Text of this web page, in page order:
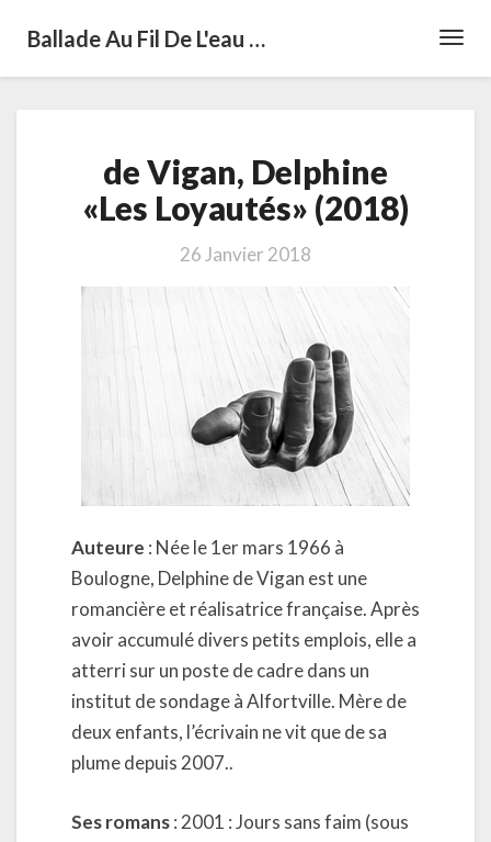
Ballade Au Fil De L'eau …
Vigan,
Delphine
«Les
(2018)
de Vigan, Delphine
«Les Loyautés» (2018)
26 Janvier 2018
Auteure : Née le 1er mars 1966 à
Boulogne, Delphine de Vigan est une
romancière et réalisatrice française. Après
avoir accumulé divers petits emplois, elle a
atterri sur un poste de cadre dans un
institut de sondage à Alfortville. Mère de
deux enfants, l’écrivain ne vit que de sa
plume depuis 2007..
Ses romans: 2001 : Jours sans faim (sous